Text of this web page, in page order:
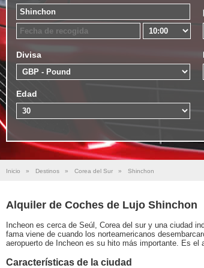
Divisa
Edad
Inicio » Destinos » Corea del Sur » Shinchon
Alquiler de Coches de Lujo Shinchon
Incheon es cerca de Seúl, Corea del sur y una ciudad
fama viene de cuando los norteamericanos
aeropuerto de Incheon es su hito más importante. Es el
Características de la ciudad